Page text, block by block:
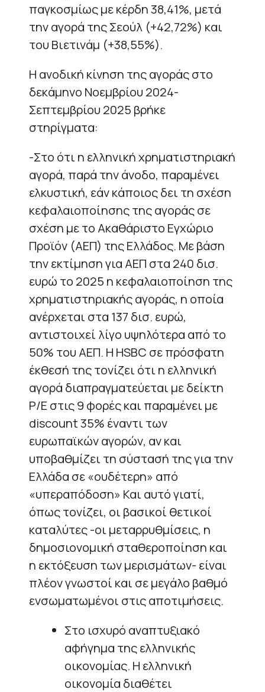
παγκοσμίως με κέρδη 38,41%, μετά
την αγορά της Σεούλ (+42,72%) και
του Βιετινάμ (+38,55%).
Η ανοδική κίνηση της αγοράς στο
δεκάμηνο Νοεμβρίου 2024-
Σεπτεμβρίου 2025 βρήκε
στηρίγματα:
-Στο ότι η ελληνική χρηματιστηριακή
αγορά, παρά την άνοδο, παραμένει
ελκυστική, εάν κάποιος δει τη σχέση
κεφαλαιοποίησης της αγοράς σε
σχέση με το Ακαθάριστο Εγχώριο
Προϊόν (ΑΕΠ) της Ελλάδος. Με βάση
την εκτίμηση για ΑΕΠ στα 240 δισ.
ευρώ το 2025 η κεφαλαιοποίηση της
χρηματιστηριακής αγοράς, η οποία
ανέρχεται στα 137 δισ. ευρώ,
αντιστοιχεί λίγο υψηλότερα από το
50% του ΑΕΠ. Η HSBC σε πρόσφατη
έκθεσή της τονίζει ότι η ελληνική
αγορά διαπραγματεύεται με δείκτη
P/E στις 9 φορές και παραμένει με
discount 35% έναντι των
ευρωπαϊκών αγορών, αν και
υποβαθμίζει τη σύστασή της για την
Ελλάδα σε «ουδέτερη» από
«υπεραπόδοση» Και αυτό γιατί,
όπως τονίζει, οι βασικοί θετικοί
καταλύτες -οι μεταρρυθμίσεις, η
δημοσιονομική σταθεροποίηση και
η εκτόξευση των μερισμάτων- είναι
πλέον γνωστοί και σε μεγάλο βαθμό
ενσωματωμένοι στις αποτιμήσεις.
Στο ισχυρό αναπτυξιακό
αφήγημα της ελληνικής
οικονομίας. Η ελληνική
οικονομία διαθέτει